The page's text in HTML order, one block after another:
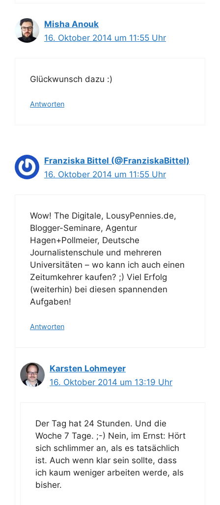
Misha Anouk
16. Oktober 2014 um 11:55 Uhr
Glückwunsch dazu :)
Antworten
Franziska Bittel (@FranziskaBittel)
16. Oktober 2014 um 11:55 Uhr
Wow! The Digitale, LousyPennies.de,
Blogger-Seminare, Agentur
Hagen+Pollmeier, Deutsche
Journalistenschule und mehreren
Universitäten – wo kann ich auch einen
Zeitumkehrer kaufen? ;) Viel Erfolg
(weiterhin) bei diesen spannenden
Aufgaben!
Antworten
Karsten Lohmeyer
16. Oktober 2014 um 13:19 Uhr
Der Tag hat 24 Stunden. Und die
Woche 7 Tage. ;-) Nein, im Ernst: Hört
sich schlimmer an, als es tatsächlich
ist. Auch wenn klar sein sollte, dass
ich kaum weniger arbeiten werde, als
bisher.